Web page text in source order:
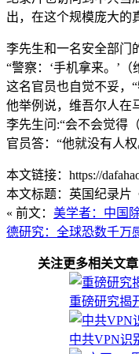
出，在这个规模庞大的
李先生和一名安全部门
“警察：‘手机拿来。’
这名官员也自觉不妥，
他举例说，维吾尔人在
李先生问:“会不会觉得
官员答：“他就没有人权
本文链接：https://
本文标题：英国纪录片
« 前文： 美学者：中国
德研究：全球恐数千万
关注更多相关文章
重磅研究揭
中共VPN识